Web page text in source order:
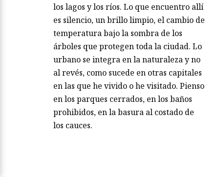
los lagos y los ríos. Lo que encuentro allí
es silencio, un brillo limpio, el cambio de
temperatura bajo la sombra de los
árboles que protegen toda la ciudad. Lo
urbano se integra en la naturaleza y no
al revés, como sucede en otras capitales
en las que he vivido o he visitado. Pienso
en los parques cerrados, en los baños
prohibidos, en la basura al costado de
los cauces.